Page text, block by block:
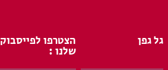
גל גפן הצטרפו לפייסבוק
שלנו :